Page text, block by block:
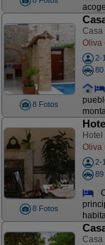
8 Fotos
Casa
Oliva
2-
80
8 Fotos
Oliva
2-
89
Casa